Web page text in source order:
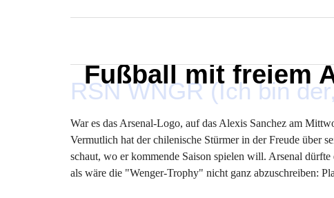
Fußball mit freiem
RSN WNGR (Ich bin
War es das Arsenal-Logo, auf das Alexis Sanchez am
Vermutlich hat der chilenische Stürmer in der Freude über
schaut, wo er kommende Saison spielen will. Arsenal
als wäre die "Wenger-Trophy" nicht ganz abzuschreiben: